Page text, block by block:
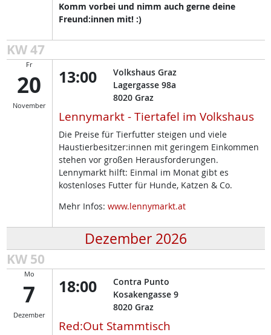
Komm vorbei und nimm auch gerne deine
Freund:innen mit! :)
KW 47
Fr
20
November
13:00
Volkshaus Graz
Lagergasse 98a
8020 Graz
Lennymarkt - Tiertafel im Volkshaus
Die Preise für Tierfutter steigen und viele
Haustierbesitzer:innen mit geringem Einkommen
stehen vor großen Herausforderungen.
Lennymarkt hilft: Einmal im Monat gibt es
kostenloses Futter für Hunde, Katzen & Co.
Mehr Infos: www.lennymarkt.at
Dezember 2026
KW 50
Mo
7
Dezember
18:00
Contra Punto
Kosakengasse 9
8020 Graz
Red:Out Stammtisch